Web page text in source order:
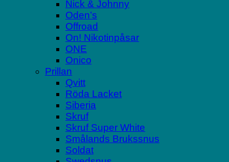
Nick & Johnny
Oden’s
Offroad
On! Nikotinpåsar
ONE
Onico
Prillan
Qvitt
Röda Lacket
Siberia
Skruf
Skruf Super White
Smålands Brukssnus
Soldat